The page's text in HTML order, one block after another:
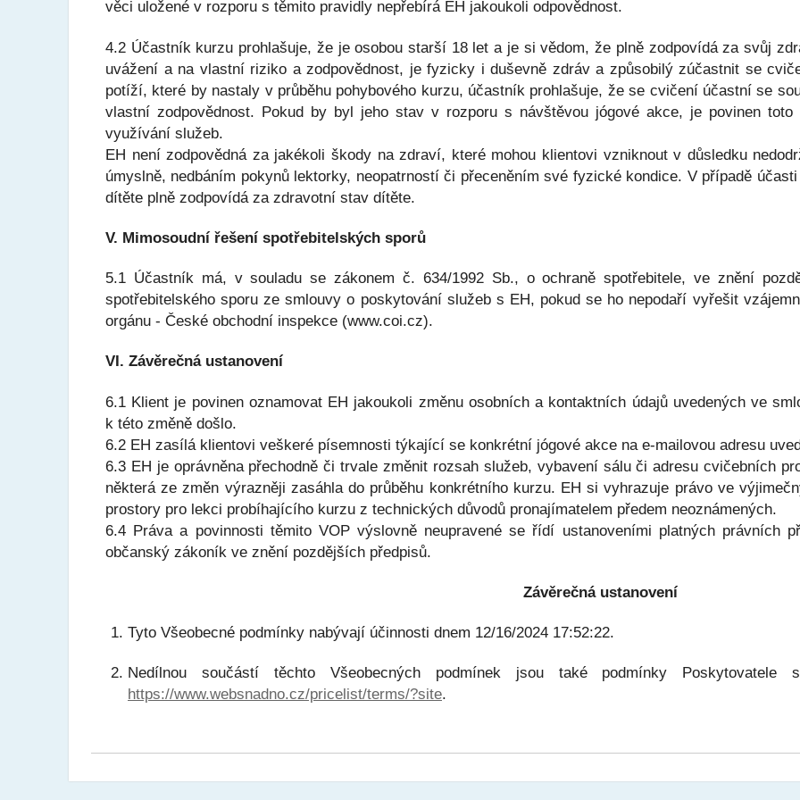
věci uložené v rozporu s těmito pravidly nepřebírá EH jakoukoli odpovědnost.
4.2 Účastník kurzu prohlašuje, že je osobou starší 18 let a je si vědom, že plně zodpovídá za svůj
uvážení a na vlastní riziko a zodpovědnost, je fyzicky i duševně zdráv a způsobilý zúčastnit se
potíží, které by nastaly v průběhu pohybového kurzu, účastník prohlašuje, že se cvičení účastní se
vlastní zodpovědnost. Pokud by byl jeho stav v rozporu s návštěvou jógové akce, je povinen
využívání služeb.
EH není zodpovědná za jakékoli škody na zdraví, které mohou klientovi vzniknout v důsledku
úmyslně, nedbáním pokynů lektorky, neopatrností či přeceněním své fyzické kondice. V případě
dítěte plně zodpovídá za zdravotní stav dítěte.
V. Mimosoudní řešení spotřebitelských sporů
5.1 Účastník má, v souladu se zákonem č. 634/1992 Sb., o ochraně spotřebitele, ve znění
spotřebitelského sporu ze smlouvy o poskytování služeb s EH, pokud se ho nepodaří vyřešit
orgánu - České obchodní inspekce (www.coi.cz).
VI. Závěrečná ustanovení
6.1 Klient je povinen oznamovat EH jakoukoli změnu osobních a kontaktních údajů uvedených ve
k této změně došlo.
6.2 EH zasílá klientovi veškeré písemnosti týkající se konkrétní jógové akce na e-mailovou adresu
6.3 EH je oprávněna přechodně či trvale změnit rozsah služeb, vybavení sálu či adresu cvičebních
některá ze změn výrazněji zasáhla do průběhu konkrétního kurzu. EH si vyhrazuje právo ve
prostory pro lekci probíhajícího kurzu z technických důvodů pronajímatelem předem neoznámených.
6.4 Práva a povinnosti těmito VOP výslovně neupravené se řídí ustanoveními platných právních
občanský zákoník ve znění pozdějších předpisů.
Závěrečná ustanovení
Tyto Všeobecné podmínky nabývají účinnosti dnem 12/16/2024 17:52:22.
Nedílnou součástí těchto Všeobecných podmínek jsou také podmínky Poskytovatele
https://www.websnadno.cz/pricelist/terms/?site.